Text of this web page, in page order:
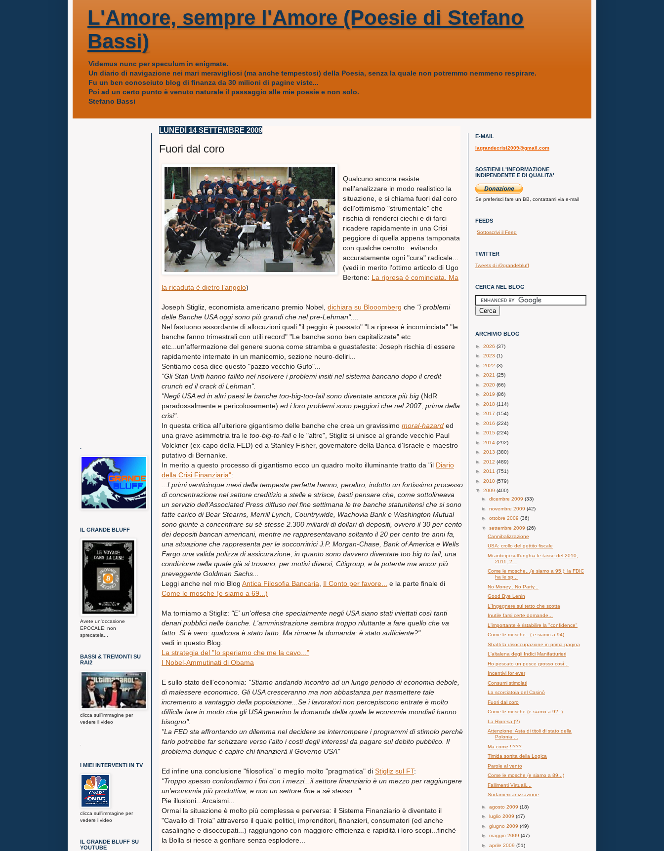
L'Amore, sempre l'Amore (Poesie di Stefano
Bassi)
Videmus nunc per speculum in enigmate.
Un diario di navigazione nei mari meravigliosi (ma anche tempestosi) della Poesia, senza la quale non potremmo nemmeno respirare.
Fu un ben conosciuto blog di finanza da 30 milioni di pagine viste...
Poi ad un certo punto è venuto naturale il passaggio alle mie poesie e non solo.
Stefano Bassi
LUNEDÌ 14 SETTEMBRE 2009
Fuori dal coro
Qualcuno ancora resiste
nell'analizzare in modo realistico la
situazione, e si chiama fuori dal coro
dell'ottimismo "strumentale" che
rischia di renderci ciechi e di farci
ricadere rapidamente in una Crisi
peggiore di quella appena tamponata
con qualche cerotto...evitando
accuratamente ogni "cura" radicale...
(vedi in merito l'ottimo articolo di Ugo
Bertone: La ripresa è cominciata. Ma
la ricaduta è dietro l’angolo)
Joseph Stigliz, economista americano premio Nobel, dichiara su Blooomberg che "i problemi
delle Banche USA oggi sono più grandi che nel pre-Lehman"....
Nel fastuono assordante di allocuzioni quali "il peggio è passato" "La ripresa è incominciata" "le
banche fanno trimestrali con utili record" "Le banche sono ben capitalizzate" etc
etc...un'affermazione del genere suona come stramba e guastafeste: Joseph rischia di essere
rapidamente internato in un manicomio, sezione neuro-deliri...
Sentiamo cosa dice questo "pazzo vecchio Gufo"...
"Gli Stati Uniti hanno fallito nel risolvere i problemi insiti nel sistema bancario dopo il credit
crunch ed il crack di Lehman".
"Negli USA ed in altri paesi le banche too-big-too-fail sono diventate ancora più big (NdR
paradossalmente e pericolosamente) ed i loro problemi sono peggiori che nel 2007, prima della
crisi".
In questa critica all'ulteriore gigantismo delle banche che crea un gravissimo moral-hazard ed
una grave asimmetria tra le too-big-to-faile le "altre", Stigliz si unisce al grande vecchio Paul
Volckner (ex-capo della FED) ed a Stanley Fisher, governatore della Banca d'Israele e maestro
putativo di Bernanke.
In merito a questo processo di gigantismo ecco un quadro molto illuminante tratto da "il Diario
della Crisi Finanziaria":
...I primi venticinque mesi della tempesta perfetta hanno, peraltro, indotto un fortissimo processo
di concentrazione nel settore creditizio a stelle e strisce, basti pensare che, come sottolineava
un servizio dell’Associated Press diffuso nel fine settimana le tre banche statunitensi che si sono
fatte carico di Bear Stearns, Merrill Lynch, Countrywide, Wachovia Bank e Washington Mutual
sono giunte a concentrare su sé stesse 2.300 miliardi di dollari di depositi, ovvero il 30 per cento
dei depositi bancari americani, mentre ne rappresentavano soltanto il 20 per cento tre anni fa,
una situazione che rappresenta per le soccorritrici J.P. Morgan-Chase, Bank of America e Wells
Fargo una valida polizza di assicurazione, in quanto sono davvero diventate too big to fail, una
condizione nella quale già si trovano, per motivi diversi, Citigroup, e la potente ma ancor più
preveggente Goldman Sachs...
Leggi anche nel mio Blog Antica Filosofia Bancaria Il Conto per favore...
e la parte finale di
Come le mosche (e siamo a 69...)
Ma torniamo a Stigliz: "E' un'offesa che specialmente negli USA siano stati iniettati così tanti
denari pubblici nelle banche. L'amminstrazione sembra troppo riluttante a fare quello che va
fatto. Sì è vero: qualcosa è stato fatto. Ma rimane la domanda: è stato sufficiente?".
vedi in questo Blog:
La strategia del "Io speriamo che me la cavo..."
I Nobel-Ammutinati di Obama
E sullo stato dell'economia: "Stiamo andando incontro ad un lungo periodo di economia debole,
di malessere economico. Gli USA cresceranno ma non abbastanza per trasmettere tale
incremento a vantaggio della popolazione...Se i lavoratori non percepiscono entrate è molto
difficile fare in modo che gli USA generino la domanda della quale le economie mondiali hanno
bisogno".
"La FED sta affrontando un dilemma nel decidere se interrompere i programmi di stimolo perchè
farlo potrebbe far schizzare verso l'alto i costi degli interessi da pagare sul debito pubblico. Il
problema dunque è capire chi finanzierà il Governo USA"
Ed infine una conclusione "filosofica" o meglio molto "pragmatica" di Stigliz sul FT:
"Troppo spesso confondiamo i fini con i mezzi...il settore finanziario è un mezzo per raggiungere
un'economia più produttiva, e non un settore fine a sé stesso..."
Pie illusioni...Arcaismi...
Ormai la situazione è molto più complessa e perversa: il Sistema Finanziario è diventato il
"Cavallo di Troia" attraverso il quale politici, imprenditori, finanzieri, consumatori (ed anche
casalinghe e disoccupati...) raggiungono con maggiore efficienza e rapidità i loro scopi...finchè
la Bolla si riesce a gonfiare senza esplodere...
.
IL GRANDE BLUFF
Avete un'occasione
EPOCALE: non
sprecatela...
BASSI & TREMONTI SU
RAI2
clicca sull'immagine per
vedere il video
I MIEI INTERVENTI IN TV
clicca sull'immagine per
vedere i video
IL GRANDE BLUFF SU
YOUTUBE
E-MAIL
lagrandecrisi2009@gmail.com
SOSTIENI L'INFORMAZIONE
INDIPENDENTE E DI QUALITA'
Se preferisci fare un BB, contattami via e-mail
FEEDS
Sottoscrivi il Feed
TWITTER
Tweets di @grandebluff
CERCA NEL BLOG
ARCHIVIO BLOG
► 2026 (37)
► 2023 (1)
► 2022 (3)
► 2021 (25)
► 2020 (66)
► 2019 (86)
► 2018 (114)
► 2017 (154)
► 2016 (224)
► 2015 (224)
► 2014 (292)
► 2013 (380)
► 2012 (489)
► 2011 (751)
► 2010 (579)
▼ 2009 (400)
► dicembre 2009 (33)
► novembre 2009 (42)
► ottobre 2009 (36)
▼ settembre 2009 (26)
Cannibalizzazione
USA: crollo del gettito fiscale
Mi anticipi sull'unghia le tasse del 2010,
2011, 2...
Come le mosche...(e siamo a 95 ): la FDIC
ha le sp...
No Money...No Party...
Good Bye Lenin
L'Ingegnere sul tetto che scotta
Inutile farsi certe domande...
L'importante è ristabilire la "confidence"
Come le mosche...( e siamo a 94)
Sbatti la disoccupazione in prima pagina
L'altalena degli Indici Manifatturieri
Ho pescato un pesce grosso così...
Incentivi for ever
Consumi stimolati
La scorciatoia del Casinò
Fuori dal coro
Come le mosche (e siamo a 92..)
La Ripresa (?)
Attenzione: Asta di titoli di stato della
Polonia ...
Ma come !!???
Timida sortita della Logica
Parole al vento
Come le mosche (e siamo a 89...)
Fallimenti Virtuali....
Sudamericanizzazione
► agosto 2009 (18)
► luglio 2009 (47)
► giugno 2009 (49)
► maggio 2009 (47)
► aprile 2009 (51)